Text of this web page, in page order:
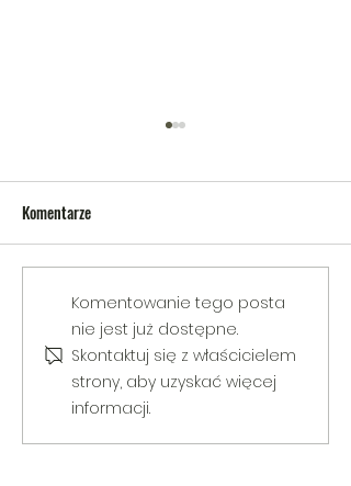
V Gminny Turniej Szachowy o
Puchar Burmistrza Bełżyc
Komentarze
Komentowanie tego posta
nie jest już dostępne.
Skontaktuj się z właścicielem
strony, aby uzyskać więcej
informacji.